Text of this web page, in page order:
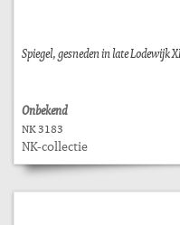
Spiegel, gesneden in late
Onbekend
NK 3183
NK-collectie